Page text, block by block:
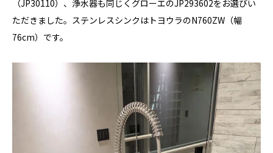
（JP30110）、浄水器も同じくグローエのJP293602をお選びい
ただきました。ステンレスシンクはトヨウラのN760ZW（幅
76cm）です。